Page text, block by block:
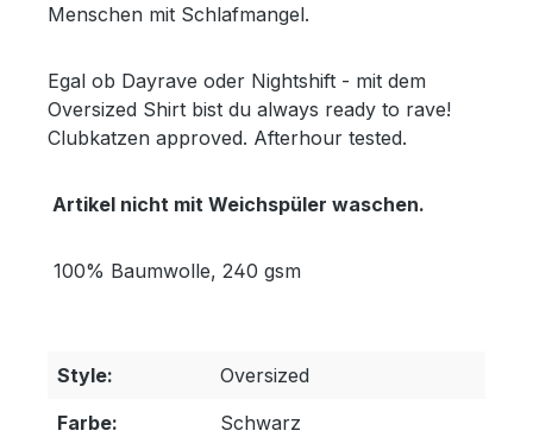
Menschen mit Schlafmangel.
Egal ob Dayrave oder Nightshift - mit dem
Oversized Shirt bist du always ready to rave!
Clubkatzen approved. Afterhour tested.
Artikel nicht mit Weichspüler waschen.
100% Baumwolle, 240 gsm
Style:
Oversized
Farbe:
Schwarz